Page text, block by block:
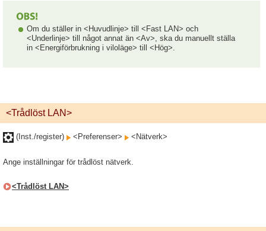
Om du ställer in <Huvudlinje> till <Fast LAN> och
<Underlinje> till något annat än <Av>, ska du manuellt ställa
in <Energiförbrukning i viloläge> till <Hög>.
<Trådlöst LAN>
(Inst./register) <Preferenser> <Nätverk>
Ange inställningar för trådlöst nätverk.
<Trådlöst LAN>